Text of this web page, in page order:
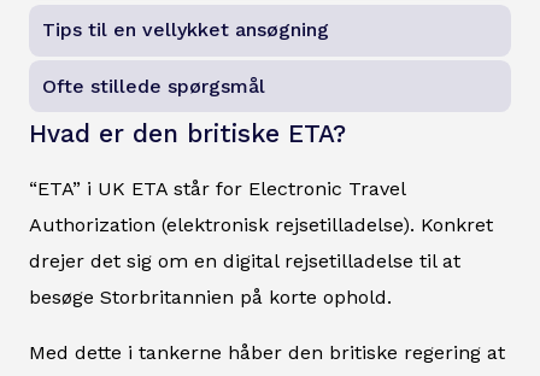
Tips til en vellykket ansøgning
Ofte stillede spørgsmål
Hvad er den britiske ETA?
“ETA” i UK ETA står for Electronic Travel
Authorization (elektronisk rejsetilladelse). Konkret
drejer det sig om en digital rejsetilladelse til at
besøge Storbritannien på korte ophold.
Med dette i tankerne håber den britiske regering at